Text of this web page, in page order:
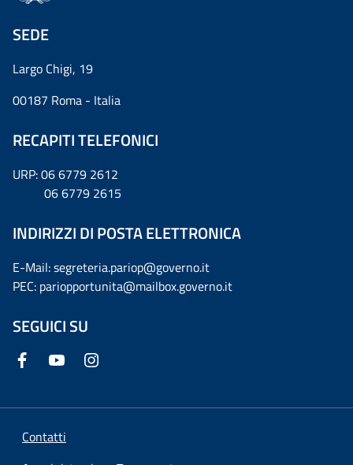
SEDE
Largo Chigi, 19
00187 Roma - Italia
RECAPITI TELEFONICI
URP: 06 6779 2612
06 6779 2615
INDIRIZZI DI POSTA ELETTRONICA
E-Mail: segreteria.pariop@governo.it
PEC: pariopportunita@mailbox.governo.it
SEGUICI SU
Contatti